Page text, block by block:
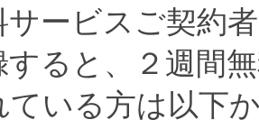
サービスご契約
すると、２週間
ている方は以下